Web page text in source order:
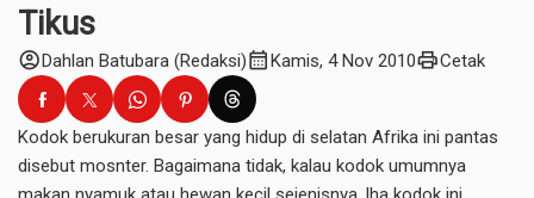
Tikus
account_circleDahlan Batubara (Redaksi)calendar_monthKamis, 4 Nov 2010printCetak
Kodok berukuran besar yang hidup di selatan Afrika ini pantas
disebut mosnter. Bagaimana tidak, kalau kodok umumnya